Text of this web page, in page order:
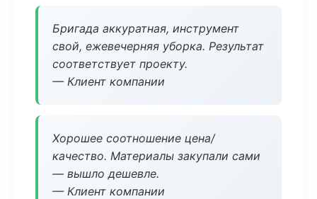
Бригада аккуратная, инструмент
свой, ежевечерняя уборка. Результат
соответствует проекту.
— Клиент компании
Хорошее соотношение цена/
качество. Материалы закупали сами
— вышло дешевле.
— Клиент компании